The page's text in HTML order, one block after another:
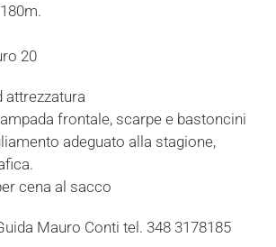
20
attrezzatura
frontale, scarpe e bastoncini
adeguato alla stagione,
cena al sacco
Mauro Conti tel. 348 3178185